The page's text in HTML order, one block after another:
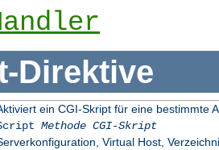
-Direktive
ein CGI-Skript für eine bestimmte
Methode CGI-Skript
Virtual Host,